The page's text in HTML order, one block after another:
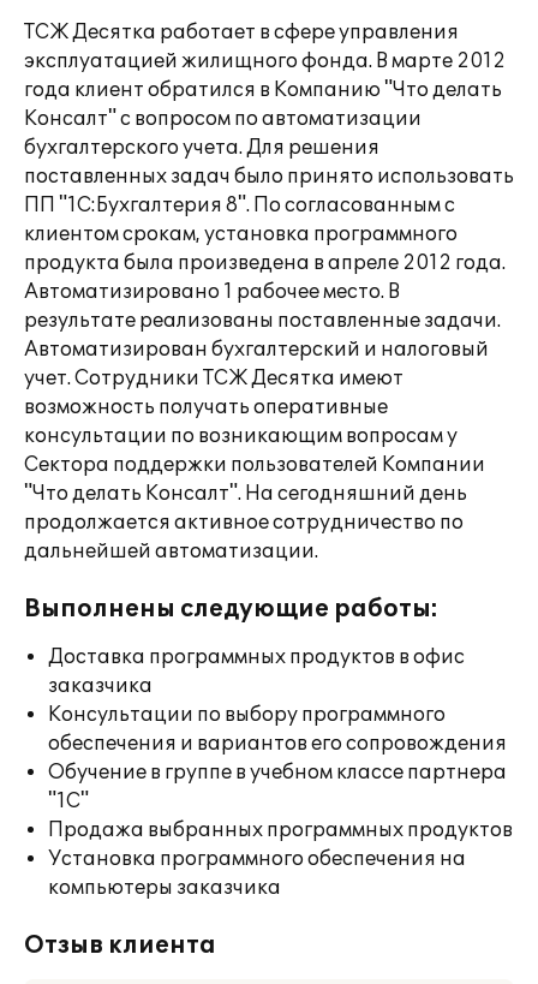
ТСЖ Десятка работает в сфере управления
эксплуатацией жилищного фонда. В марте 2012
года клиент обратился в Компанию "Что делать
Консалт" с вопросом по автоматизации
бухгалтерского учета. Для решения
поставленных задач было принято использовать
ПП "1С:Бухгалтерия 8". По согласованным с
клиентом срокам, установка программного
продукта была произведена в апреле 2012 года.
Автоматизировано 1 рабочее место. В
результате реализованы поставленные задачи.
Автоматизирован бухгалтерский и налоговый
учет. Сотрудники ТСЖ Десятка имеют
возможность получать оперативные
консультации по возникающим вопросам у
Сектора поддержки пользователей Компании
"Что делать Консалт". На сегодняшний день
продолжается активное сотрудничество по
дальнейшей автоматизации.
Выполнены следующие работы:
Доставка программных продуктов в офис
заказчика
Консультации по выбору программного
обеспечения и вариантов его сопровождения
Обучение в группе в учебном классе партнера
"1С"
Продажа выбранных программных продуктов
Установка программного обеспечения на
компьютеры заказчика
Отзыв клиента